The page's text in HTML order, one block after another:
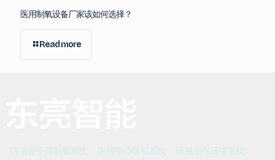
医用制氧设备厂家该如何选择？
Read more
医用分子筛制氧系统 医用中心吸引系统
医用空气压缩系统